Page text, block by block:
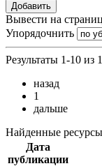
Вывести на
Упорядочнить
Результаты 1-10 из
назад
1
дальше
Найденные
Дата
публикации